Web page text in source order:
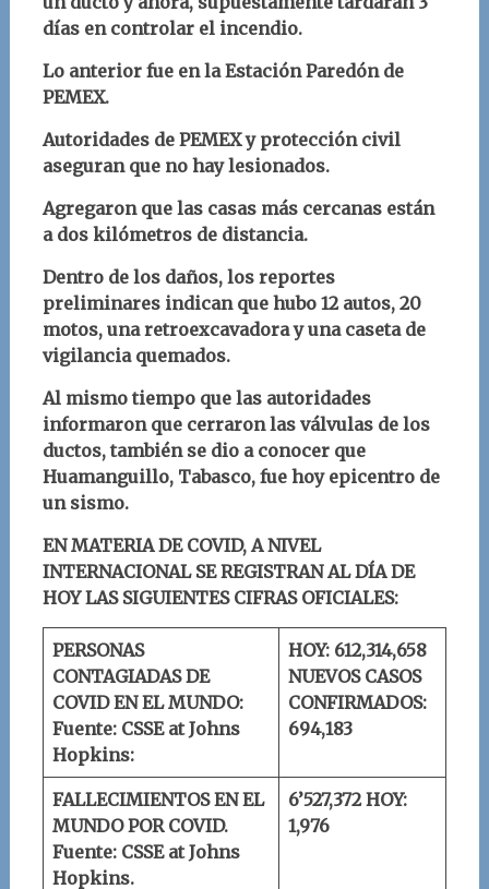
días en controlar el incendio.
Lo anterior fue en la Estación Paredón de
PEMEX.
Autoridades de PEMEX y protección civil
aseguran que no hay lesionados.
Agregaron que las casas más cercanas están
a dos kilómetros de distancia.
Dentro de los daños, los reportes
preliminares indican que hubo 12 autos, 20
motos, una retroexcavadora y una caseta de
vigilancia quemados.
Al mismo tiempo que las autoridades
informaron que cerraron las válvulas de los
ductos, también se dio a conocer que
Huamanguillo, Tabasco, fue hoy epicentro de
un sismo.
EN MATERIA DE COVID, A NIVEL
INTERNACIONAL SE REGISTRAN AL DÍA DE
HOY LAS SIGUIENTES CIFRAS OFICIALES:
PERSONAS
CONTAGIADAS DE
COVID EN EL MUNDO:
Fuente: CSSE at Johns
Hopkins:
HOY: 612,314,658
NUEVOS CASOS
CONFIRMADOS:
694,183
FALLECIMIENTOS EN EL
MUNDO POR COVID.
Fuente: CSSE at Johns
Hopkins.
6’527,372 HOY:
1,976